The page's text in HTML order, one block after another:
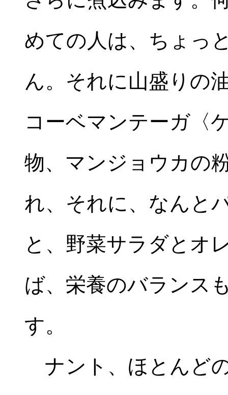
めての人は、ちょっ
ん。それに山盛りの
コーベマンテーガ〈
物、マンジョウカの
れ、それに、なんと
と、野菜サラダとオ
ば、栄養のバランス
す。
ナント、ほとんど